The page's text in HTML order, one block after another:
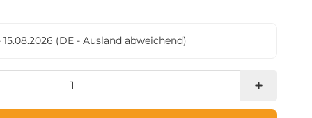
15.08.2026 (DE - Ausland abweichend)